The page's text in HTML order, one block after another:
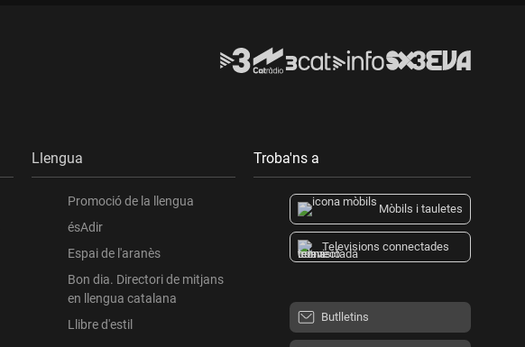
Llengua
Promoció de la llengua
ésAdir
Espai de l'aranès
Bon dia. Directori de mitjans
en llengua catalana
Llibre d'estil
Troba'ns a
Mòbils i tauletes
Televisions connectades
Butlletins